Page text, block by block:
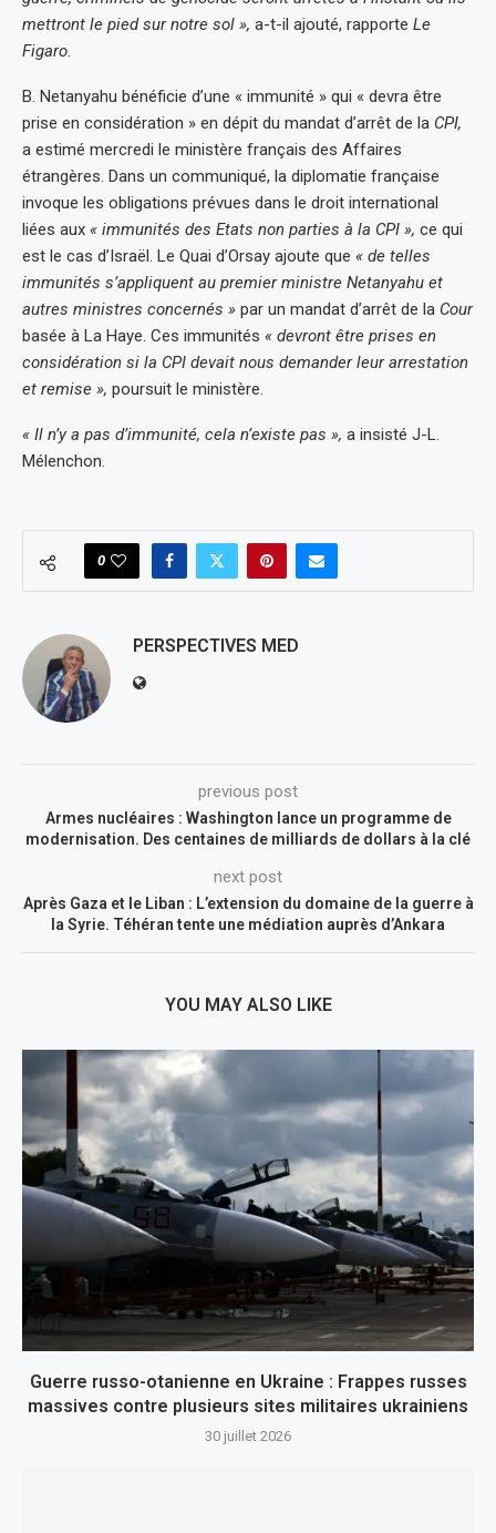
mettront le pied sur notre sol », a-t-il ajouté, rapporte Le
Figaro.
B. Netanyahu bénéficie d’une « immunité » qui « devra être
prise en considération » en dépit du mandat d’arrêt de la CPI,
a estimé mercredi le ministère français des Affaires
étrangères. Dans un communiqué, la diplomatie française
invoque les obligations prévues dans le droit international
liées aux « immunités des Etats non parties à la CPI », ce qui
est le cas d’Israël. Le Quai d’Orsay ajoute que « de telles
immunités s’appliquent au premier ministre Netanyahu et
autres ministres concernés » par un mandat d’arrêt de la Cour
basée à La Haye. Ces immunités « devront être prises en
considération si la CPI devait nous demander leur arrestation
et remise », poursuit le ministère.
« Il n’y a pas d’immunité, cela n’existe pas », a insisté J-L.
Mélenchon.
0
PERSPECTIVES MED
previous post
Armes nucléaires : Washington lance un programme de
modernisation. Des centaines de milliards de dollars à la clé
next post
Après Gaza et le Liban : L’extension du domaine de la guerre à
la Syrie. Téhéran tente une médiation auprès d’Ankara
YOU MAY ALSO LIKE
Guerre russo-otanienne en Ukraine : Frappes russes
massives contre plusieurs sites militaires ukrainiens
30 juillet 2026